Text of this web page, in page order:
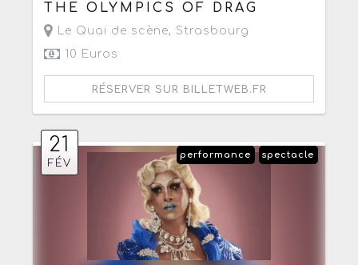
THE OLYMPICS OF DRAG
Le Quai de scène, Strasbourg
10 Euros
RÉSERVER SUR BILLETWEB.FR
21
FÉV
spectacle
performance